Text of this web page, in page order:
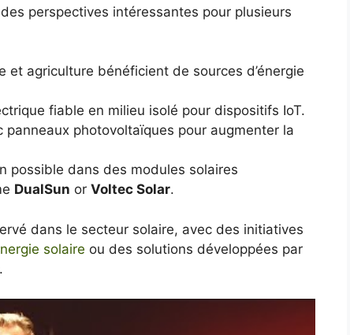
perspectives intéressantes pour plusieurs
et agriculture bénéficient de sources d’énergie
fiable en milieu isolé pour dispositifs IoT.
panneaux photovoltaïques pour augmenter la
possible dans des modules solaires
DualSun or Voltec Solar.
dans le secteur solaire, avec des initiatives
solaire ou des solutions développées par
.